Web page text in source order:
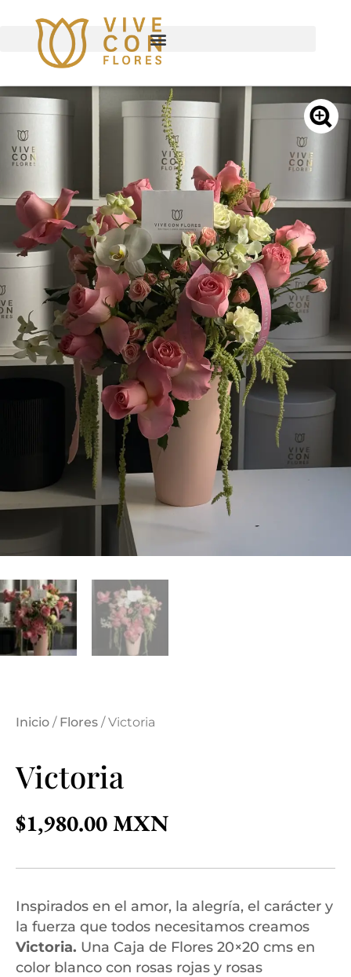
Inicio / Flores / Victoria
Victoria
$1,980.00
Inspirados en el amor, la alegría, el carácter y
la fuerza que todos necesitamos creamos
Victoria. Una Caja de Flores 20×20 cms en
color blanco con rosas rojas y rosas